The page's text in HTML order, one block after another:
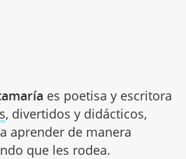
es poetisa y escritora
, divertidos y didácticos,
aprender de manera
que les rodea.